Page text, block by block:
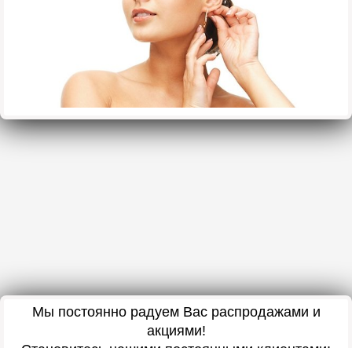
Мы постоянно радуем Вас распродажами и
акциями!